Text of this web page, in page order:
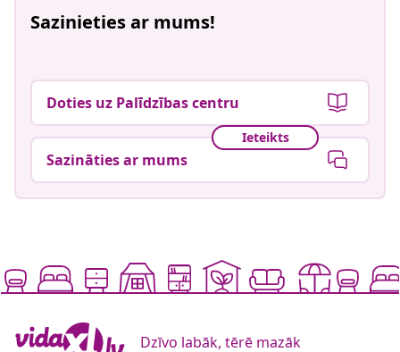
Sazinieties ar mums!
Doties uz Palīdzības centru
Ieteikts
Sazināties ar mums
Dzīvo labāk, tērē mazāk